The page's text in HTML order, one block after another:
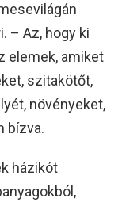
– Az, hogy ki
elemek, amiket
szitakötőt,
növényeket,
bízva.
házikót